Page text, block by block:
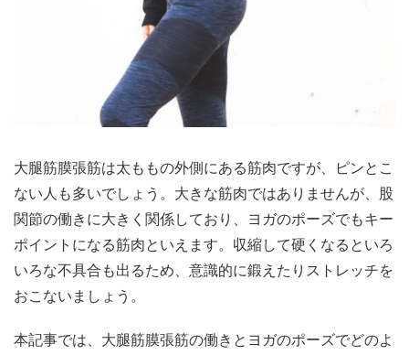
大腿筋膜張筋は太ももの外側にある筋肉ですが、ピンとこ
ない人も多いでしょう。大きな筋肉ではありませんが、股
関節の働きに大きく関係しており、ヨガのポーズでもキー
ポイントになる筋肉といえます。収縮して硬くなるといろ
いろな不具合も出るため、意識的に鍛えたりストレッチを
おこないましょう。
本記事では、大腿筋膜張筋の働きとヨガのポーズでどのよ